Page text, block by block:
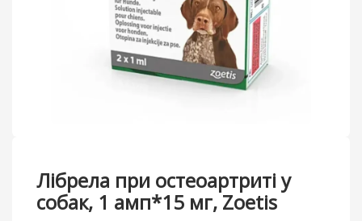
Лібрела при остеоартриті у
собак, 1 амп*15 мг, Zoetis